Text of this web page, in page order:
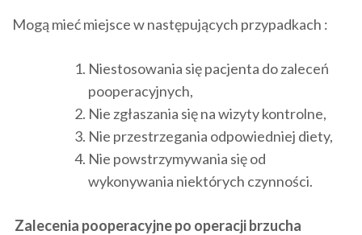
Mogą mieć miejsce w następujących przypadkach :
Niestosowania się pacjenta do zaleceń
pooperacyjnych,
Nie zgłaszania się na wizyty kontrolne,
Nie przestrzegania odpowiedniej diety,
Nie powstrzymywania się od
wykonywania niektórych czynności.
Zalecenia pooperacyjne po operacji brzucha